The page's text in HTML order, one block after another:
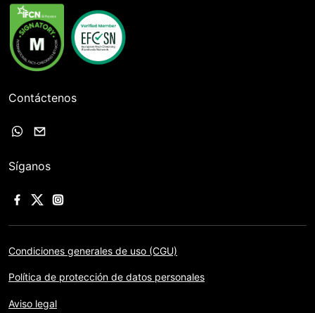
Contáctenos
Síganos
Condiciones generales de uso (CGU)
Política de protección de datos personales
Aviso legal